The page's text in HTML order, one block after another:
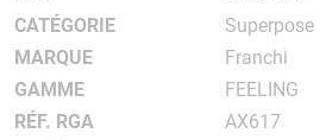
CATÉGORIE
Superpose
MARQUE
Franchi
GAMME
FEELING
RÉF. RGA
AX617